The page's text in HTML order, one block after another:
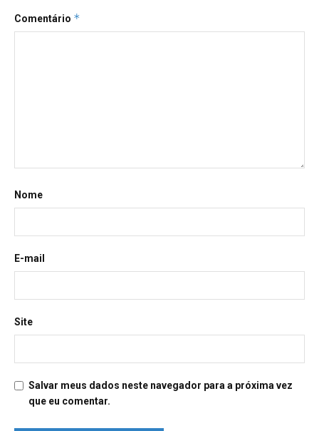
Comentário *
Nome
E-mail
Site
Salvar meus dados neste navegador para a próxima vez
que eu comentar.